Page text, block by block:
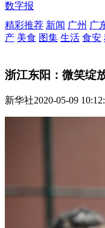
数字报
精彩推荐 新闻 广州 广
产 美食 图集 生活 食安
浙江东阳：微笑绽
新华社2020-05-09